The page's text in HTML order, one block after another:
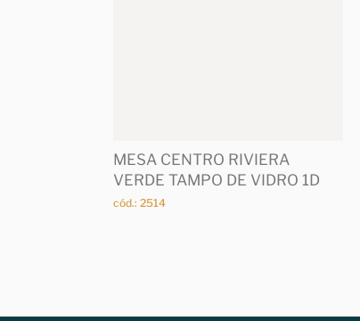
MESA CENTRO RIVIERA
VERDE TAMPO DE VIDRO 1D
cód.: 2514